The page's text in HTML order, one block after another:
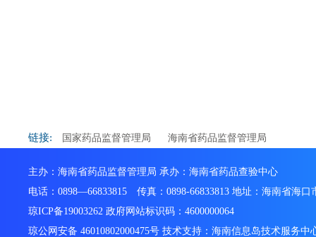
链接: 国家药品监督管理局 海南省药品监督管理局
主办：海南省药品监督管理局 承办：海南省药品查验中心
电话：0898—66833815 传真：0898-66833813 地址：海南省海口
琼ICP备19003262 政府网站标识码：4600000064
琼公网安备 46010802000475号 技术支持：海南信息岛技术服务中